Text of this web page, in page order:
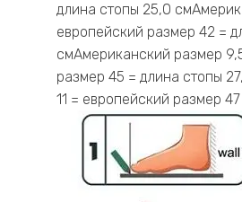
длина стопы 25,0
европейский размер 42 =
смАмериканский размер
размер 45 = длина стопы
11 = европейский размер